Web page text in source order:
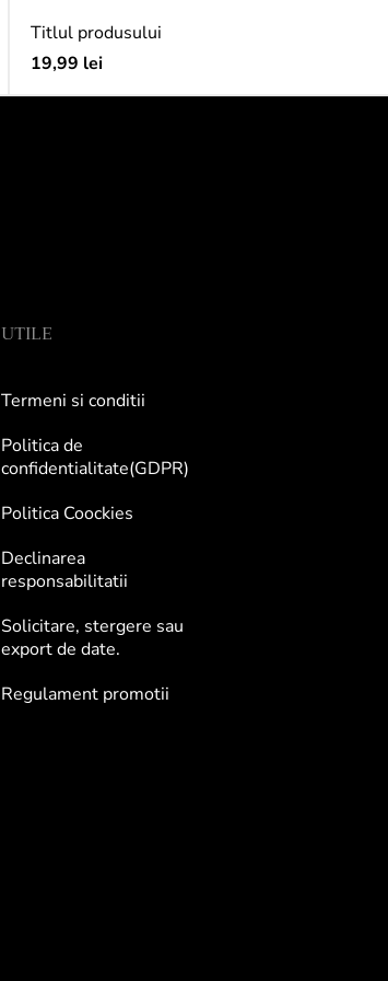
Titlul produsului
Preț
19,99 lei
UTILE
Termeni si conditii
Politica de
confidentialitate(GDPR)
Politica Coockies
Declinarea
responsabilitatii
Solicitare, stergere sau
export de date.
Regulament promotii